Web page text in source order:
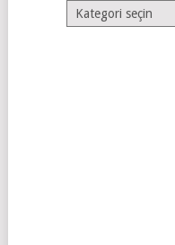
Tüm
Kategoriler